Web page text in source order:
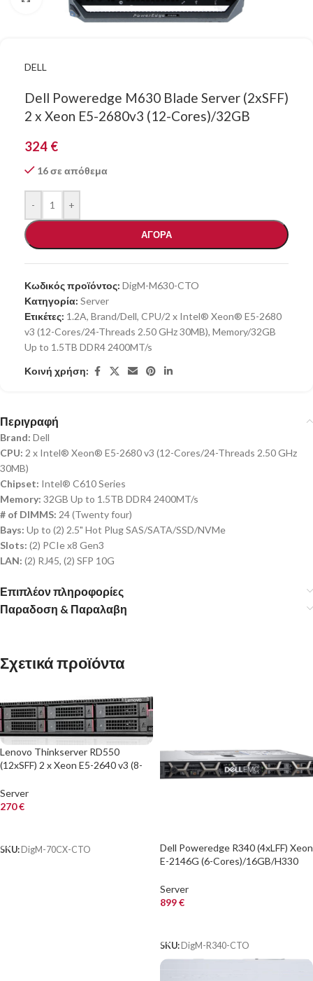
DELL
Dell Poweredge M630 Blade Server (2xSFF)
2 x Xeon E5-2680v3 (12-Cores)/32GB
324 €
16 σε απόθεμα
- +
ΑΓΟΡΑ
Κωδικός προϊόντος: DigM-M630-CTO
Κατηγορία: Server
Ετικέτες: 1.2A, Brand/Dell, CPU/2 x Intel® Xeon® E5-2680
v3 (12-Cores/24-Threads 2.50 GHz 30MB), Memory/32GB
Up to 1.5TB DDR4 2400MT/s
Κοινή χρήση:
Περιγραφή
Brand: Dell
CPU: 2 x Intel® Xeon® E5-2680 v3 (12-Cores/24-Threads 2.50 GHz
30MB)
Chipset: Intel® C610 Series
Memory: 32GB Up to 1.5TB DDR4 2400MT/s
# of DIMMS: 24 (Twenty four)
Bays: Up to (2) 2.5" Hot Plug SAS/SATA/SSD/NVMe
Slots: (2) PCIe x8 Gen3
LAN: (2) RJ45, (2) SFP 10G
Επιπλέον πληροφορίες
Παραδοση & Παραλαβη
Σχετικά προϊόντα
Lenovo Thinkserver RD550
(12xSFF) 2 x Xeon E5-2640 v3 (8-
Server
270€
SKU: DigM-70CX-CTO
Dell Poweredge R340 (4xLFF) Xeon
E-2146G (6-Cores)/16GB/H330
Server
899€
SKU: DigM-R340-CTO